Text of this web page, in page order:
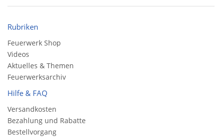
Rubriken
Feuerwerk Shop
Videos
Aktuelles & Themen
Feuerwerksarchiv
Hilfe & FAQ
Versandkosten
Bezahlung und Rabatte
Bestellvorgang